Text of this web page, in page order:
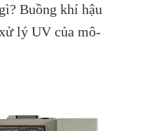
Buồng khí hậu
lý UV của mô-